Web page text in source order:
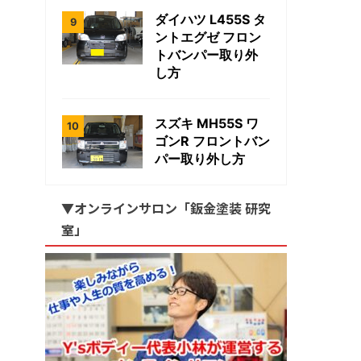
ダイハツ L455S タ
ントエグゼ フロン
トバンパー取り外
し方
スズキ MH55S ワ
ゴンR フロントバン
パー取り外し方
▼オンラインサロン「鈑金塗装 研究
室」